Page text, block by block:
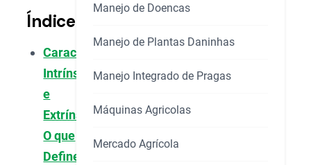
Índice
Características
Intrínsecas
e
Extrínsecas:
O que
Define
Manejo de Doencas
Manejo de Plantas Daninhas
Manejo Integrado de Pragas
Máquinas Agricolas
Mercado Agrícola